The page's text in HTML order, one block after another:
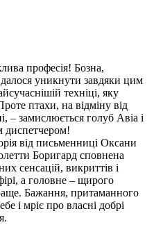
професія! Бозна,
уникнути завдяки цим
техніці, яку
птахи, на відміну від
– замислюється голуб Авіа і
від письменниці Оксани
Боригард сповнена
сенсацій, викриттів і
а головне – щирого
Бажання, притаманного
і мріє про власні добрі